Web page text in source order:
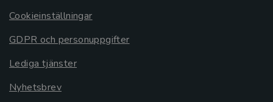
Cookieinställningar
GDPR och personuppgifter
Lediga tjänster
Nyhetsbrev